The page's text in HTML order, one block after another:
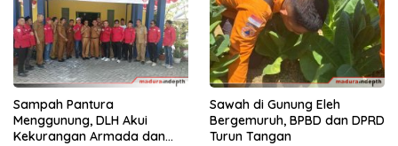
Sampah Pantura
Menggunung, DLH Akui
Kekurangan Armada dan
Sawah di Gunung Eleh
Bergemuruh, BPBD dan DPRD
Turun Tangan